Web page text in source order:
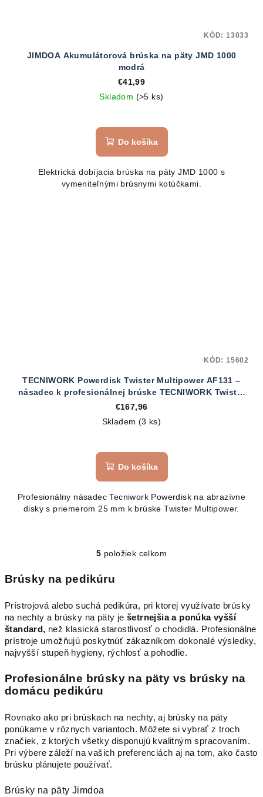
JIMDOA Akumulátorová brúska na päty JMD 1000
modrá
€41,99
Skladom (>5 ks)
Do košíka
Elektrická dobíjacia brúska na päty JMD 1000 s
vymeniteľnými brúsnymi kotúčkami.
KÓD: 13033
TECNIWORK Powerdisk Twister Multipower AF131 –
násadec k profesionálnej brúske TECNIWORK Twister
Multipower AF130
€167,96
Skladem (3 ks)
Do košíka
Profesionálny násadec Tecniwork Powerdisk na abrazívne
disky s priemerom 25 mm k brúske Twister Multipower.
KÓD: 15602
O
d
a
c
i
p
k
y
v
5 položiek celkom
Brúsky na pedikúru
Prístrojová alebo suchá pedikúra, pri ktorej využívate brúsky
na nechty a brúsky na päty je šetrnejšia a ponúka vyšší
štandard, než klasická starostlivosť o chodidlá. Profesionálne
prístroje umožňujú poskytnúť zákazníkom dokonalé výsledky,
najvyšší stupeň hygieny, rýchlosť a pohodlie.
Profesionálne brúsky na päty vs brúsky na
domácu pedikúru
Rovnako ako pri brúskach na nechty, aj brúsky na päty
ponúkame v rôznych variantoch. Môžete si vybrať z troch
značiek, z ktorých všetky disponujú kvalitným spracovaním.
Pri výbere záleží na vašich preferenciách aj na tom, ako často
brúsku plánujete používať.
Brúsky na päty Jimdoa